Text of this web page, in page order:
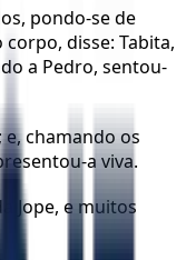
pondo-se de
disse: Tabita,
a Pedro, sentou-
e, chamando os
a viva.
Jope, e muitos